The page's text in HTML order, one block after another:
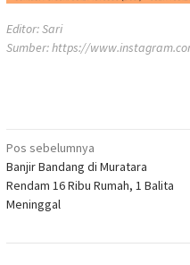
Editor: Sari
Sumber:https://
Navigasi
pos
Pos sebelumnya
Banjir Bandang di Muratara
Rendam 16 Ribu Rumah, 1 Balita
Meninggal